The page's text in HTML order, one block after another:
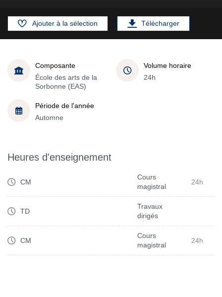
Ajouter à la sélection Télécharger
Composante
École des arts de la
Sorbonne (EAS)
Volume horaire
24h
Période de l'année
Automne
Heures d'enseignement
CM
Cours
magistral
24h
TD
Travaux
dirigés
CM
Cours
magistral
24h